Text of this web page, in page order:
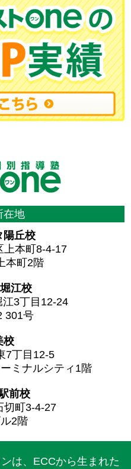
在地
陽丘校
上本町8-4-17
本町2階
江校
3丁目12-24
301号
校
7丁目12-5
ミナルシティ1階
前校
切町3-4-27
2階
は、ECCから生まれた